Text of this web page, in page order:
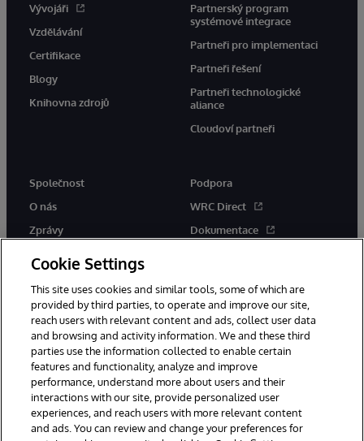
Vývojáři
Vzdělávání
Certifikace
Blogy
Knihovna zdrojů
Partnerský program
systémové integrace
Partneři pro implementaci
Partneři řešení
Partneři technologické
aliance
Cloudoví partneři
Společnost
O nás
Zprávy
Podpora
WRC Direct
Dokumentace
© 1996-2026 InterSystems Corporation, Boston, MA. Všechna práva
vyhrazena.
Oznámení/podmínky a pravidla
Cookie Settings
This site uses cookies and similar tools, some of which are
provided by third parties, to operate and improve our site,
reach users with relevant content and ads, collect user data
and browsing and activity information. We and these third
parties use the information collected to enable certain
features and functionality, analyze and improve
performance, understand more about users and their
interactions with our site, provide personalized user
experiences, and reach users with more relevant content
and ads. You can review and change your preferences for